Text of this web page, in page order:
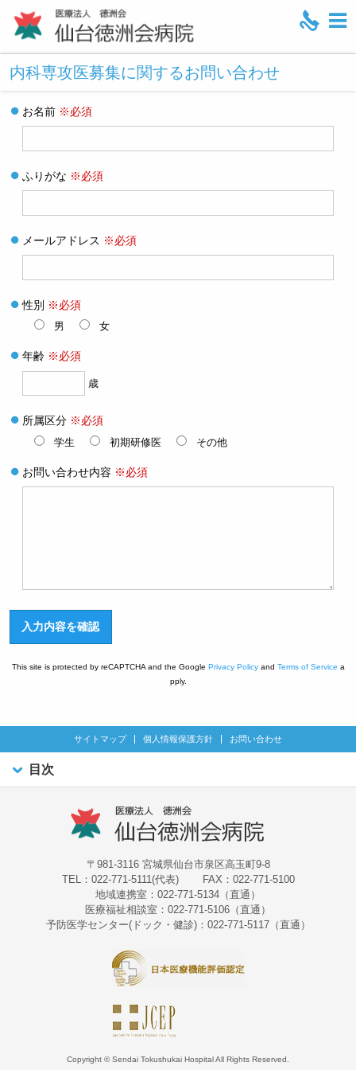
e
内科専攻医募集に関するお問い合わせ
お名前 ※必須
ふりがな ※必須
メールアドレス ※必須
性別 ※必須
男 女
年齢 ※必須
歳
所属区分 ※必須
学生 初期研修医 その他
お問い合わせ内容 ※必須
This site is protected by reCAPTCHA and the Google Privacy Policyand Terms of Service a
pply.
サイトマップ 個人情報保護方針 お問い合わせ
目次
〒981-3116 宮城県仙台市泉区高玉町9-8
TEL：022-771-5111(代表) FAX：022-771-5100
地域連携室：022-771-5134（直通）
医療福祉相談室：022-771-5106（直通）
予防医学センター(ドック・健診)：022-771-5117（直通）
Copyright © Sendai Tokushukai Hospital All Rights Reserved.